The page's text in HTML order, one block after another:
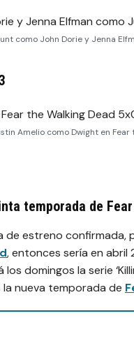
como John Dorie y Jenna
Amelio como Dwight en Fear
temporada de
de estreno confirmada,
, entonces sería en abril
domingos la serie
nueva temporada de